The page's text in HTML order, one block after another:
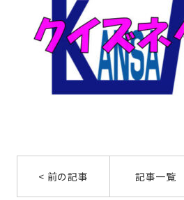
< 前の記事 記事一覧